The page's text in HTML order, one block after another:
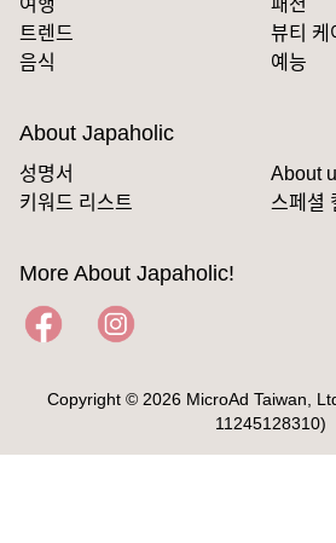
여행
패션
트렌드
뷰티 케
음식
예능
About Japaholic
성명서
About
키워드 리스트
스페셜
More About Japaholic!
Copyright © 2026 MicroAd Taiwan,
11245128310)